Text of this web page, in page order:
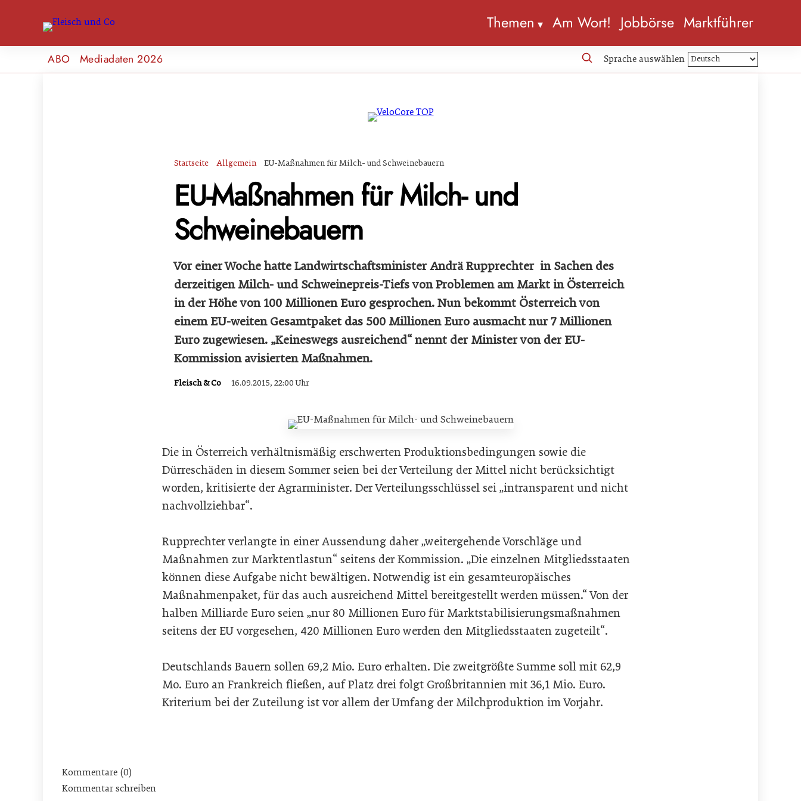
Themen Am Wort! Jobbörse Marktführer
ABO Mediadaten 2026 Sprache auswählen
Startseite Allgemein EU-Maßnahmen für Milch- und Schweinebauern
EU-Maßnahmen für Milch- und
Schweinebauern
Vor einer Woche hatte Landwirtschaftsminister Andrä Rupprechter in Sachen des
derzeitigen Milch- und Schweinepreis-Tiefs von Problemen am Markt in Österreich
in der Höhe von 100 Millionen Euro gesprochen. Nun bekommt Österreich von
einem EU-weiten Gesamtpaket das 500 Millionen Euro ausmacht nur 7 Millionen
Euro zugewiesen. „Keineswegs ausreichend“ nennt der Minister von der EU-
Kommission avisierten Maßnahmen.
Fleisch & Co 16.09.2015, 22:00 Uhr
Die in Österreich verhältnismäßig erschwerten Produktionsbedingungen sowie die
Dürreschäden in diesem Sommer seien bei der Verteilung der Mittel nicht berücksichtigt
worden, kritisierte der Agrarminister. Der Verteilungsschlüssel sei „intransparent und nicht
nachvollziehbar“.
Rupprechter verlangte in einer Aussendung daher „weitergehende Vorschläge und
Maßnahmen zur Marktentlastun“ seitens der Kommission. „Die einzelnen Mitgliedsstaaten
können diese Aufgabe nicht bewältigen. Notwendig ist ein gesamteuropäisches
Maßnahmenpaket, für das auch ausreichend Mittel bereitgestellt werden müssen.“ Von der
halben Milliarde Euro seien „nur 80 Millionen Euro für Marktstabilisierungsmaßnahmen
seitens der EU vorgesehen, 420 Millionen Euro werden den Mitgliedsstaaten zugeteilt“.
Deutschlands Bauern sollen 69,2 Mio. Euro erhalten. Die zweitgrößte Summe soll mit 62,9
Mo. Euro an Frankreich fließen, auf Platz drei folgt Großbritannien mit 36,1 Mio. Euro.
Kriterium bei der Zuteilung ist vor allem der Umfang der Milchproduktion im Vorjahr.
Kommentare (0)
Kommentar schreiben